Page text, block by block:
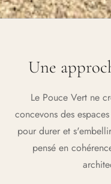
Une
Le Pouce Vert ne
concevons des
pour durer et
pensé en